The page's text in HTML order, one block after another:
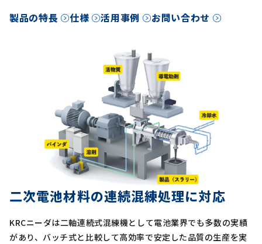
製品の特長 仕様 活用事例 お問い合わせ
二次電池材料の連続混練処理に対応
KRCニーダは二軸連続式混練機として電池業界でも多数の実績
があり、バッチ式と比較して高効率で安定した品質の生産を実